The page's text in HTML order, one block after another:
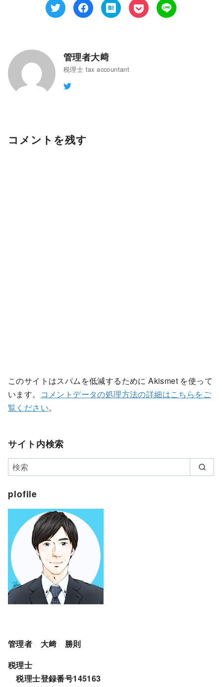
管理者大﨑
税理士 tax accountant
コメントを残す
このサイトはスパムを低減するために Akismet を使って
います。
コメントデータの処理方法の詳細はこちらをご
覧ください。
サイト内検索
plofile
管理者 大﨑 勝則
税理士
税理士登録番号145163